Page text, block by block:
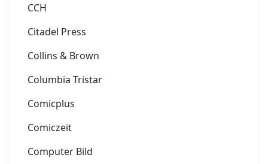
CCH
Citadel Press
Collins & Brown
Columbia Tristar
Comicplus
Comiczeit
Computer Bild